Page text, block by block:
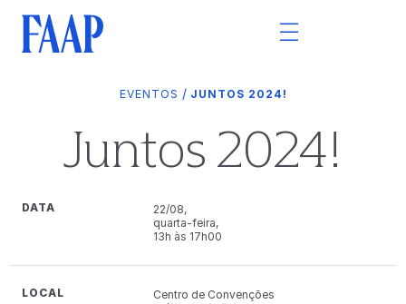
EVENTOS / JUNTOS 2024!
Juntos 2024!
DATA
22/08,
quarta-feira,
13h às 17h00
LOCAL
Centro de Convenções